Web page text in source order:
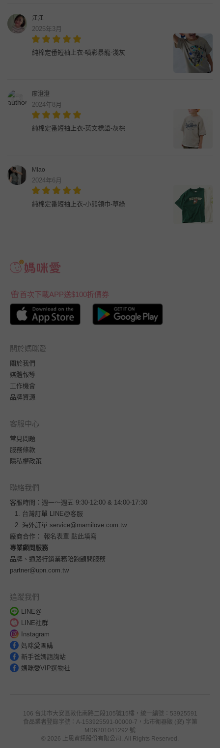
江江
2025年3月
純棉定番短袖上衣-噴彩暴龍-淺灰
廖澄澄
2024年8月
純棉定番短袖上衣-英文標語-灰棕
Miao
2024年6月
純棉定番短袖上衣-小熊領巾-草綠
首次下載APP送$100折價券
關於媽咪愛
關於我們
媒體報導
工作機會
品牌資源
客服中心
常見問題
服務條款
隱私權政策
聯絡我們
客服時間：週一～週五 9:30-12:00 & 14:00-17:30
台灣訂單
LINE@客服
海外訂單 service@mamilove.com.tw
廠商合作： 報名表單 點此填寫
專業顧問服務
品牌、通路行銷業務陪跑顧問服務
partner@upn.com.tw
追蹤我們
LINE@
LINE社群
Instagram
媽咪愛團購
新手爸媽諮詢站
媽咪愛VIP選物社
106 台北市大安區敦化南路二段105號15樓，統一編號：53925591
食品業者登錄字號：A-153925591-00000-7，北市衛器販 (安) 字第
MD6201041292 號
© 2026 上恩資訊股份有限公司. All Rights Reserved.